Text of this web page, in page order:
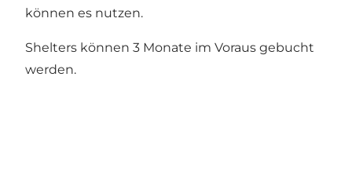
können es nutzen.
Shelters können 3 Monate im Voraus gebucht
werden.